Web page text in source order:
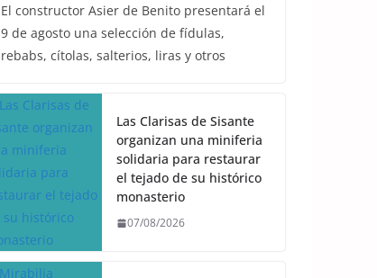
El constructor Asier de Benito presentará el
9 de agosto una selección de fídulas,
rebabs, cítolas, salterios, liras y otros
Las Clarisas de Sisante
organizan una miniferia
solidaria para restaurar
el tejado de su histórico
monasterio
07/08/2026